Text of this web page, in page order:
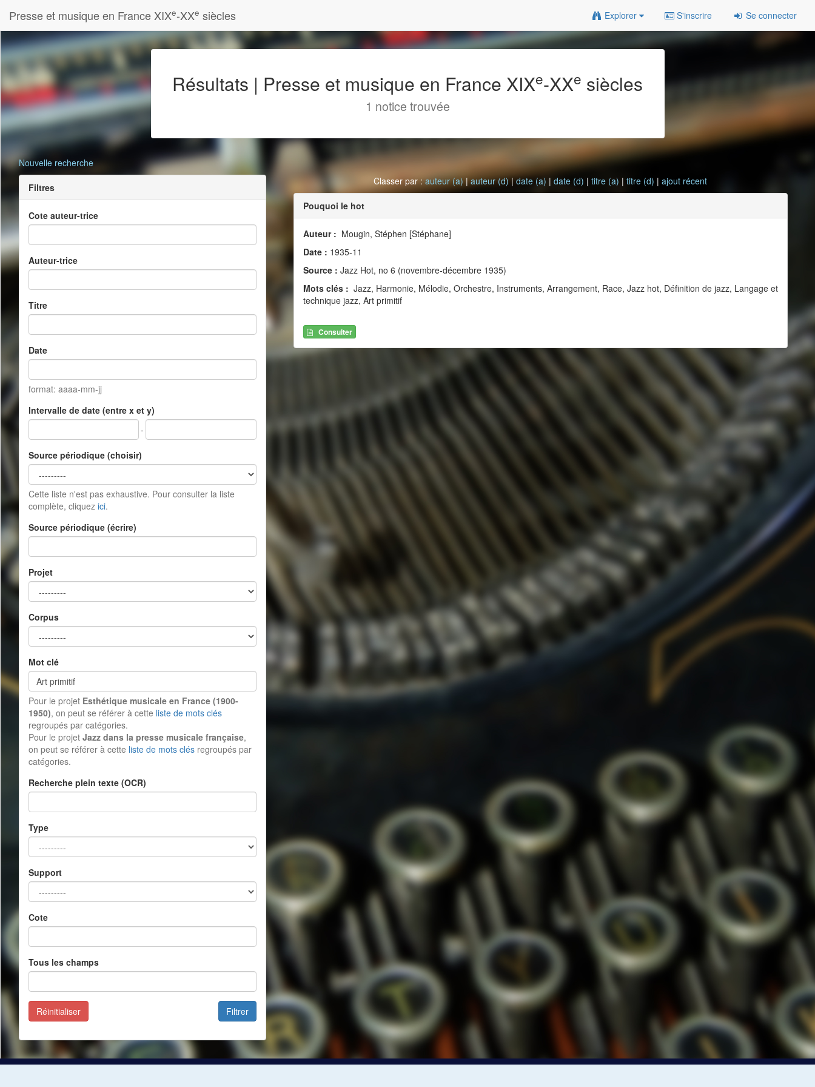
Presse et musique en France XIXe-XXe siècles Explorer S'inscrire Se connecter
Résultats | Presse et musique en France XIXe-XXe siècles
1 notice trouvée
Nouvelle recherche
Filtres
Cote auteur-trice
Auteur-trice
Titre
Date
format: aaaa-mm-jj
Intervalle de date (entre x et y)
-
Source périodique (choisir)
Cette liste n'est pas exhaustive. Pour consulter la liste
complète, cliquez ici.
Source périodique (écrire)
Projet
Corpus
Mot clé
Pour le projet Esthétique musicale en France (1900-
1950), on peut se référer à cette liste de mots clés
regroupés par catégories.
Pour le projet Jazz dans la presse musicale française,
on peut se référer à cette liste de mots clés regroupés par
catégories.
Recherche plein texte (OCR)
Type
Support
Cote
Tous les champs
Filtrer
Réinitialiser
Classer par :auteur (a)|auteur (d)|date (a) |date (d) |titre (a) |titre (d) |ajout récent
Pouquoi le hot
Auteur : Mougin, Stéphen [Stéphane]
Date : 1935-11
Source : Jazz Hot, no 6 (novembre-décembre 1935)
Mots clés : Jazz, Harmonie, Mélodie, Orchestre, Instruments, Arrangement, Race, Jazz hot, Définition de jazz, Langage et
technique jazz, Art primitif
Consulter